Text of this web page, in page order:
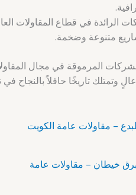
الرائدة في قطاع المقاولات
متنوعة وضخمة.
المرموقة في مجال
وتمتلك تاريخًا حافلاً بالنجاح في